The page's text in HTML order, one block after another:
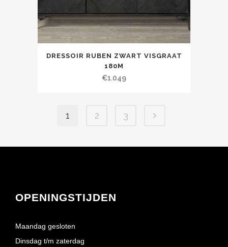
DRESSOIR RUBEN ZWART VISGRAAT
180M
€1.049
1 2 3
OPENINGSTIJDEN
Maandag gesloten
Dinsdag t/m zaterdag